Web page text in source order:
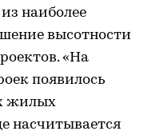
наиболее
высотности
«На
появилось
жилых
насчитывается